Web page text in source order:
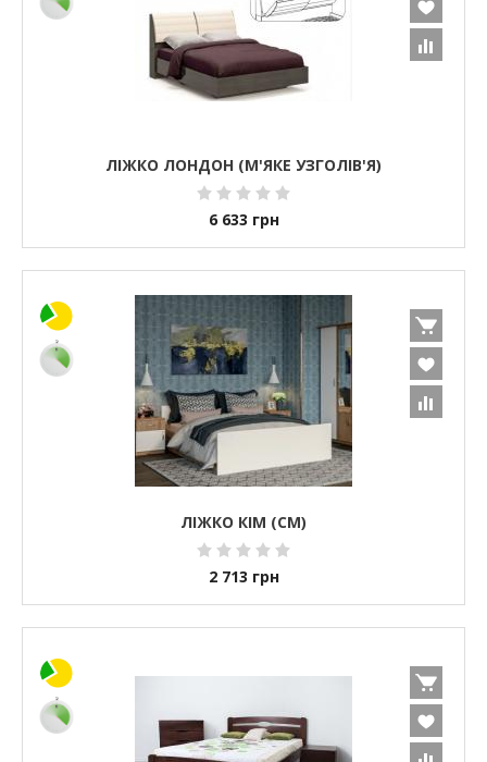
ЛІЖКО ЛОНДОН (М'ЯКЕ УЗГОЛІВ'Я)
6 633 грн
ЛІЖКО КІМ (СМ)
2 713 грн